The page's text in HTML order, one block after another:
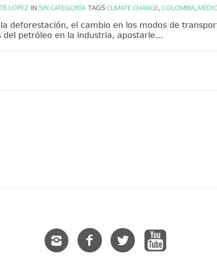
LÓPEZ IN SIN CATEGORÍA TAGS CLIMATE CHANGE COLOMBIA
deforestación, el cambio en los modos de
del petróleo en la industria, apostarle...